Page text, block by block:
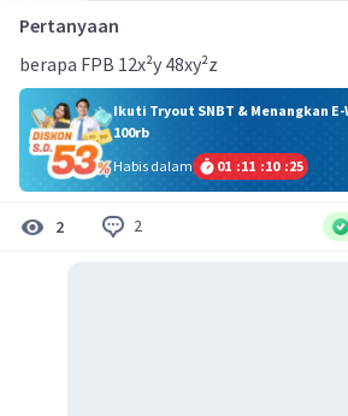
Pertanyaan
berapa FPB 12x²y 48xy²z
Ikuti Tryout SNBT & Menangkan
100rb
Habis dalam
01 :11 :10 :25
2 2